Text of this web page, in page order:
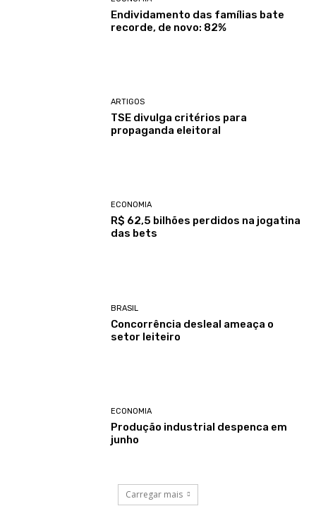
Endividamento das famílias bate
recorde, de novo: 82%
ARTIGOS
TSE divulga critérios para
propaganda eleitoral
ECONOMIA
R$ 62,5 bilhões perdidos na jogatina
das bets
BRASIL
Concorrência desleal ameaça o
setor leiteiro
ECONOMIA
Produção industrial despenca em
junho
Carregar mais